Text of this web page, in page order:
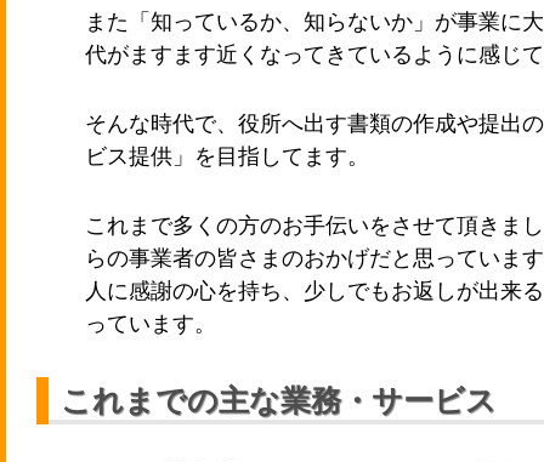
また「知っているか、知らないか」が事業に
代がますます近くなってきているように感じ
そんな時代で、役所へ出す書類の作成や提出
ビス提供」を目指してます。
これまで多くの方のお手伝いをさせて頂きま
らの事業者の皆さまのおかげだと思っていま
人に感謝の心を持ち、少しでもお返しが出来
っています。
これまでの主な業務・サービス